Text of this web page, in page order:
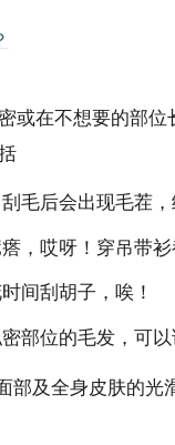
或在不想要的部
毛后会出现毛茬
，哎呀！穿吊带
间刮胡子，唉！
部位的毛发，可
部及全身皮肤的光